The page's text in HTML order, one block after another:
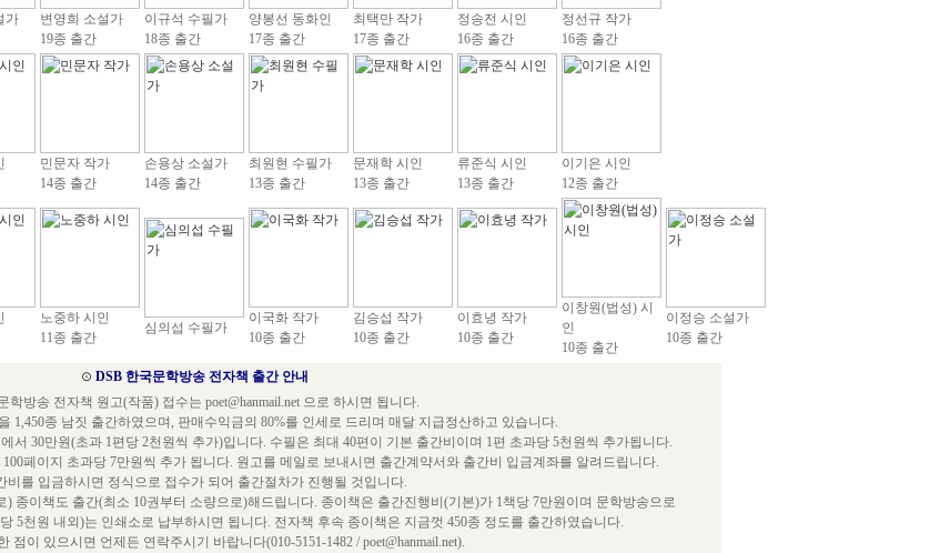
가
변영희 소설가
19종 출간
이규석 수필가
18종 출간
양봉선 동화인
17종 출간
최택만 작가
17종 출간
정송전 시인
16종 출간
정선규 작가
16종 출간
민문자 작가
14종 출간
손용상 소설가
14종 출간
최원현 수필가
13종 출간
문재학 시인
13종 출간
류준식 시인
13종 출간
이기은 시인
12종 출간
노중하 시인
11종 출간
심의섭 수필가
이국화 작가
10종 출간
김승섭 작가
10종 출간
이효녕 작가
10종 출간
이창원(법성) 시
인
10종 출간
이정승 소설가
10종 출간
⊙ DSB 한국문학방송 전자책 출간 안내
학방송 전자책 원고(작품) 접수는 poet@hanmail.net 으로 하시면 됩니다.
1,450종 남짓 출간하였으며, 판매수익금의 80%를 인세로 드리며 매달 지급정산하고 있습니다.
서 30만원(초과 1편당 2천원씩 추가)입니다. 수필은 최대 40편이 기본 출간비이며 1편 초과당 5천원씩 추가됩니다.
페이지 초과당 7만원씩 추가 됩니다. 원고를 메일로 보내시면 출간계약서와 출간비 입금계좌를 알려드립니다.
비를 입금하시면 정식으로 접수가 되어 출간절차가 진행될 것입니다.
종이책도 출간(최소 10권부터 소량으로)해드립니다. 종이책은 출간진행비(기본)가 1책당 7만원이며 문학방송으로
5천원 내외)는 인쇄소로 납부하시면 됩니다. 전자책 후속 종이책은 지금껏 450종 정도를 출간하였습니다.
점이 있으시면 언제든 연락주시기 바랍니다(010-5151-1482 / poet@hanmail.net).